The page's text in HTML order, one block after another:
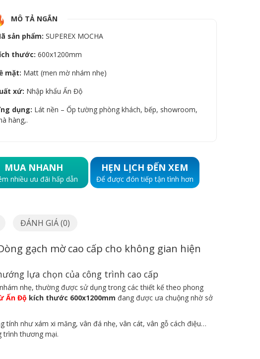
MÔ TẢ NGẮN
sản phẩm: SUPEREX MOCHA
thước: 600x1200mm
mặt: Matt (men mờ nhám nhẹ)
xứ: Nhập khẩu Ấn Độ
dụng: Lát nền – Ốp tường phòng khách, bếp, showroom,
hàng,.
MUA NHANH
nhiều ưu đãi hấp dẫn
HẸN LỊCH ĐẾN XEM
Để được đón tiếp tận tình hơn
ĐÁNH GIÁ (0)
gạch mờ cao cấp cho không gian hiện
lựa chọn của công trình cao cấp
nhẹ, thường được sử dụng trong các thiết kế theo phong
Ấn Độ kích thước 600x1200mm đang được ưa chuộng nhờ sở
như xám xi măng, vân đá nhẹ, vân cát, vân gỗ cách điệu…
trình thương mại.